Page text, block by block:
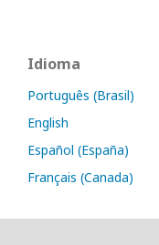
Idioma
Português (Brasil)
English
Español (España)
Français (Canada)